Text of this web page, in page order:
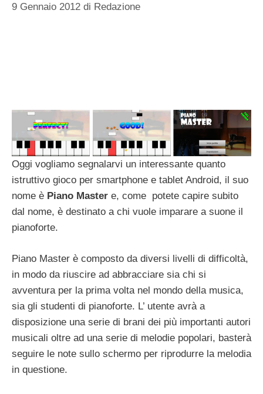
9 Gennaio 2012 di Redazione
Oggi vogliamo segnalarvi un interessante quanto
istruttivo gioco per smartphone e tablet Android, il suo
nome è Piano Master e, come potete capire subito
dal nome, è destinato a chi vuole imparare a suone il
pianoforte.
Piano Master è composto da diversi livelli di difficoltà,
in modo da riuscire ad abbracciare sia chi si
avventura per la prima volta nel mondo della musica,
sia gli studenti di pianoforte. L’ utente avrà a
disposizione una serie di brani dei più importanti autori
musicali oltre ad una serie di melodie popolari, basterà
seguire le note sullo schermo per riprodurre la melodia
in questione.